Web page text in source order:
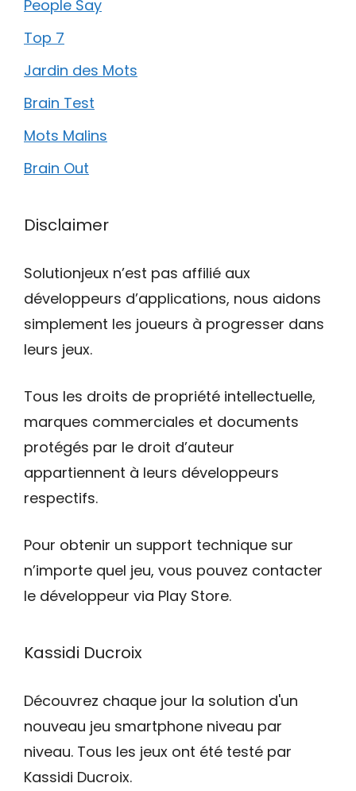
People Say
Top 7
Jardin des Mots
Brain Test
Mots Malins
Brain Out
Disclaimer
Solutionjeux n’est pas affilié aux
développeurs d’applications, nous aidons
simplement les joueurs à progresser dans
leurs jeux.
Tous les droits de propriété intellectuelle,
marques commerciales et documents
protégés par le droit d’auteur
appartiennent à leurs développeurs
respectifs.
Pour obtenir un support technique sur
n’importe quel jeu, vous pouvez contacter
le développeur via Play Store.
Kassidi Ducroix
Découvrez chaque jour la solution d'un
nouveau jeu smartphone niveau par
niveau. Tous les jeux ont été testé par
Kassidi Ducroix.